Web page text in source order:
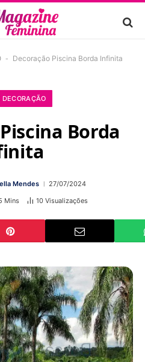
- Decoração Piscina Borda Infinita
Borda
Mendes
27/07/2024
Mins
10 Visualizações